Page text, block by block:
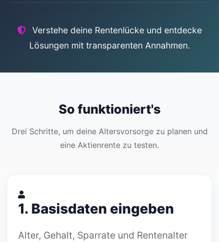
Verstehe deine Rentenlücke und entdecke
Lösungen mit transparenten Annahmen.
So funktioniert's
Drei Schritte, um deine Altersvorsorge zu planen und
eine Aktienrente zu testen.
1. Basisdaten eingeben
Alter, Gehalt, Sparrate und Rentenalter